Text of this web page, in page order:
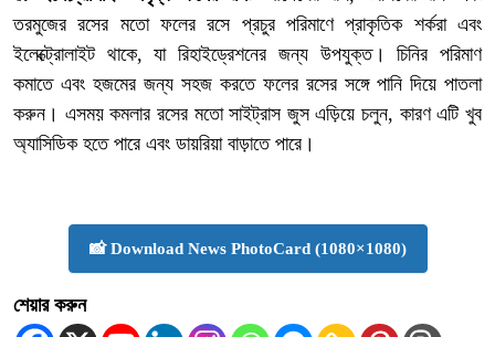
তরমুজের রসের মতো ফলের রসে প্রচুর পরিমাণে প্রাকৃতিক শর্করা এবং
ইলেক্ট্রোলাইট থাকে, যা রিহাইড্রেশনের জন্য উপযুক্ত। চিনির পরিমাণ
কমাতে এবং হজমের জন্য সহজ করতে ফলের রসের সঙ্গে পানি দিয়ে পাতলা
করুন। এসময় কমলার রসের মতো সাইট্রাস জুস এড়িয়ে চলুন, কারণ এটি খুব
অ্যাসিডিক হতে পারে এবং ডায়রিয়া বাড়াতে পারে।
📸 Download News PhotoCard (1080×1080)
শেয়ার করুন